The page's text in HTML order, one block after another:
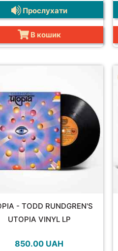
Прослухати
В кошик
- TODD RUNDGREN'S
UTOPIA VINYL LP
850.00 UAH